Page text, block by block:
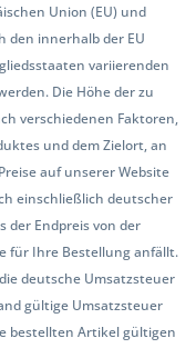
Union (EU) und
den innerhalb der EU
variierenden
Die Höhe der zu
verschiedenen Faktoren,
und dem Zielort, an
auf unserer Website
einschließlich deutscher
der Endpreis von der
für Ihre Bestellung anfällt.
deutsche Umsatzsteuer
gültige Umsatzsteuer
bestellten Artikel gültigen